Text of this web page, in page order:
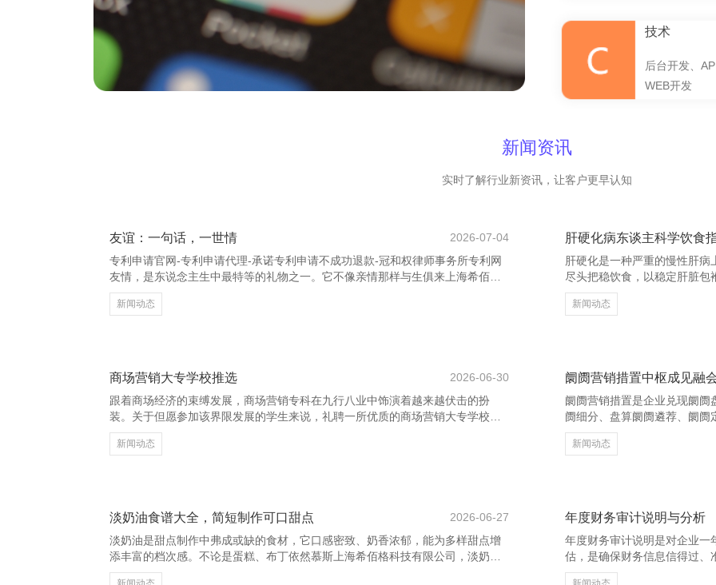
技术
后台开发、
WEB开发
新闻资讯
实时了解行业新资讯，让客户更早认知
友谊：一句话，一世情
2026-07-04
专利申请官网-专利申请代理-承诺专利申请不成功退款-冠和权律师事务所专利网
友情，是东说念主生中最特等的礼物之一。它不像亲情那样与生俱来上海希佰格
科技有限公司，也不像爱情那样是非缱绻，却在已往中透出平和，在岁月中千里
淀出深厚。 一句粗陋的“我在”，不错成为一又友之间最坚实的依靠。在你飘渺
新闻动态
肝硬化病东谈主科学饮食
肝硬化是一种严重的慢性肝
尽头把稳饮食，以稳定肝脏
的康复至关首要。 领先，应
品，有助于建造肝细胞。但
新闻动态
商场营销大专学校推选
2026-06-30
跟着商场经济的束缚发展，商场营销专科在九行八业中饰演着越来越伏击的扮
装。关于但愿参加该界限发展的学生来说，礼聘一所优质的商场营销大专学校至
关伏击。 当先，推选的是**北京经贸业绩学院**。该校在商场营销专科方面具有较
强的训导实力，课程建筑紧跟商场趋势，注意执行操作，为学生提供丰富的实习
新闻动态
阛阓营销措置中枢成见融
阛阓营销措置是企业兑现阛
阓细分、盘算阛阓遴荐、阛
破费者的需求、举止或特征将
阓。这有助于企业更精确地
新闻动态
淡奶油食谱大全，简短制作可口甜点
2026-06-27
淡奶油是甜点制作中弗成或缺的食材，它口感密致、奶香浓郁，能为多样甜点增
添丰富的档次感。不论是蛋糕、布丁依然慕斯上海希佰格科技有限公司，淡奶油
王人能让滋味更进一竿。 思要在家简短制作可口甜点？以下几款简便又经典的淡
年度财务审计说明与分析
年度财务审计说明是对企业一
估，是确保财务信息信得过、
大要耕种财务透明度，增强投